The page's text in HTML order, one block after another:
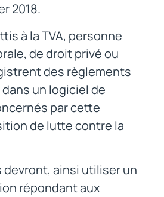
2018.
à la TVA, personne
de droit privé ou
des règlements
un logiciel de
par cette
de lutte contre la
ainsi utiliser un
répondant aux